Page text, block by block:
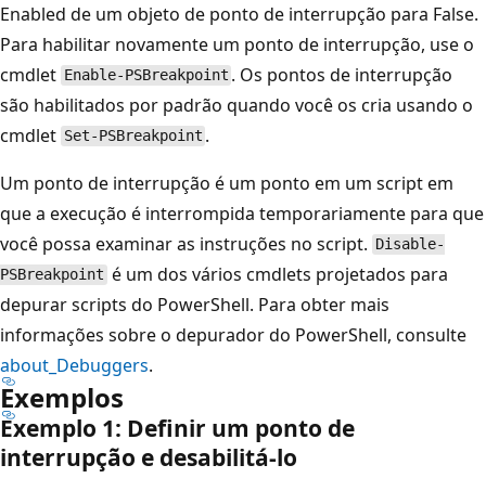
Enabled de um objeto de ponto de interrupção para False.
Para habilitar novamente um ponto de interrupção, use o
cmdlet Enable-PSBreakpoint . Os pontos de interrupção
são habilitados por padrão quando você os cria usando o
cmdlet Set-PSBreakpoint .
Um ponto de interrupção é um ponto em um script em
que a execução é interrompida temporariamente para que
você possa examinar as instruções no script. Disable-
PSBreakpoint é um dos vários cmdlets projetados para
depurar scripts do PowerShell. Para obter mais
informações sobre o depurador do PowerShell, consulte
about_Debuggers.
Exemplos
Exemplo 1: Definir um ponto de
interrupção e desabilitá-lo